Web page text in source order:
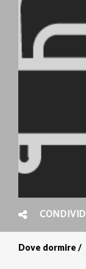
CONDIVIDI
Dove dormire